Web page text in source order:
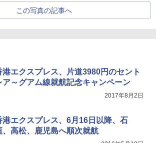
この写真の記事へ
港エクスプレス、片道3980円のセント
ア～グアム線就航記念キャンペーン
2017年8月2日
港エクスプレス、6月16日以降、石
、高松、鹿児島へ順次就航